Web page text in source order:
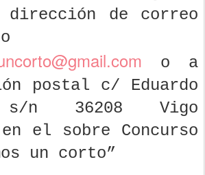
de correo
o a
postal c/ Eduardo
s/n 36208 Vigo
el sobre Concurso
un corto”